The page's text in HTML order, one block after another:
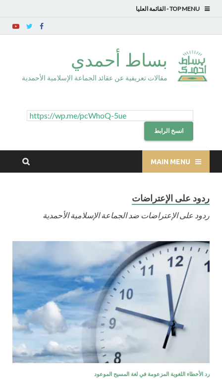
TOP MENU
بساط أحمدي
مقالات تعريفية عن عقائد الجماعة الإسلامية الأحمدية
انسخ الرابط
MAIN MENU
ردود على الإعتراضات
ردود على الإعتراضات ضد الجماعة الإسلامية الأحمدية
رد الأخطاء اللغوية المزعومة في لغة المسيح الموعود